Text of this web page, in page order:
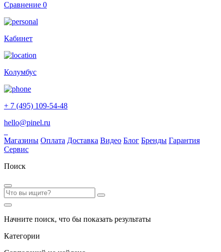
Сравнение 0
Кабинет
Колумбус
+ 7 (495) 109-54-48
hello@pinel.ru
Магазины Оплата Доставка Видео Блог Бренды Гарантия
Сервис
Поиск
Начните поиск, что бы показать результаты
Категории